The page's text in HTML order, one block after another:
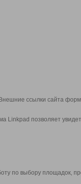
ссылки сайта
позволяет
по выбору площадок,